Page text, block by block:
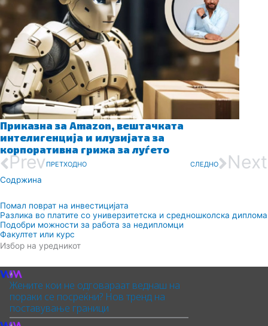
Приказна за Amazon, вештачката
интелигенција и илузијата за
корпоративна грижа за луѓето
Prev ПРЕТХОДНО СЛЕДНО Next
Содржина
Помал поврат на инвестицијата
Разлика во платите со универзитетска и средношколска диплома
Подобри можности за работа за недипломци
Факултет или курс
Избор на уредникот
Жените кои не одговараат веднаш на
пораки се посреќни? Нов тренд на
поставување граници